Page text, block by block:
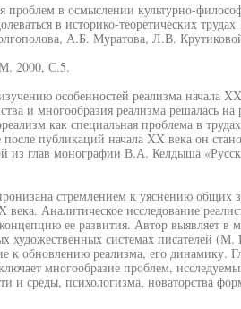
в осмыслении культурно-
в историко-теоретических
А.Б. Муратова, Л.В.
2000, С.5.
особенностей реализма начала XX
и многообразия реализма решалась на
как специальная проблема в
публикаций начала XX века он
из глав монографии В.А. Келдыша
стремлением к уяснению общих
Аналитическое исследование
ее развития. Автор выявляет в
художественных системах писателей
обновлению реализма, его динамику.
многообразие проблем,
и среды, психологизма, новаторства